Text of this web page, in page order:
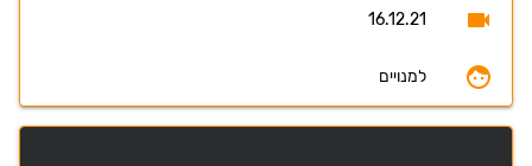
16.12.21
למנויים